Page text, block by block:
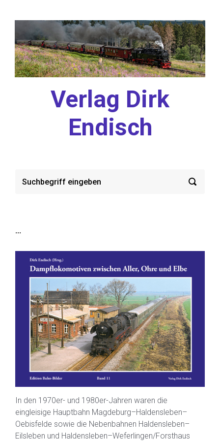
Verlag Dirk
Endisch
...
In den 1970er- und 1980er-Jahren waren die
eingleisige Hauptbahn Magdeburg–Haldensleben–
Oebisfelde sowie die Nebenbahnen Haldensleben–
Eilsleben und Haldensleben–Weferlingen/Forsthaus